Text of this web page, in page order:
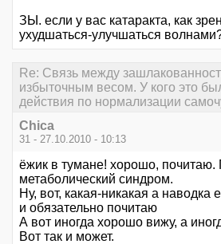
ЗЫ. если у вас катаракта, как
ухудшаться-улучшаться
Re: Связь между
избыточным весом. У кого это
действия по нормализации
Chica
31 - 27.10.2010 - 10:13
ёжик в тумане! хорошо, почитаю.
метаболический синдром.
Ну, вот, какая-никакая а наводка
и обязательно почитаю
А вот иногда хорошо вижу, а
Вот так и может.